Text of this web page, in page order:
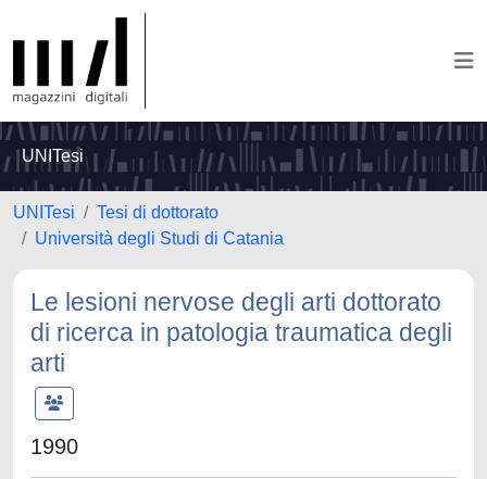
UNITesi
UNITesi
Tesi di dottorato
Università degli Studi di Catania
Le lesioni nervose degli arti dottorato
di ricerca in patologia traumatica degli
arti
1990